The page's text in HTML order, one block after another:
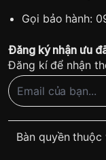
Gọi bảo hành:
Đăng ký nhận ưu
Đăng kí để nhận
Bàn quyền